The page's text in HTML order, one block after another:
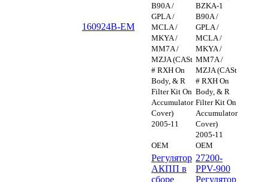
160924B-EM
B90A /
GPLA /
MCLA /
MKYA /
MM7A /
MZJA (CASt
# RXH On
Body, & R
Filter Kit On
Accumulator
Cover)
2005-11
OEM
BZKA-1
B90A /
GPLA /
MCLA /
MKYA /
MM7A /
MZJA (CASt
# RXH On
Body, & R
Filter Kit On
Accumulator
Cover)
2005-11
OEM
Регулятор
АКПП в
сборе
27200-
PPV-900
Регулятор